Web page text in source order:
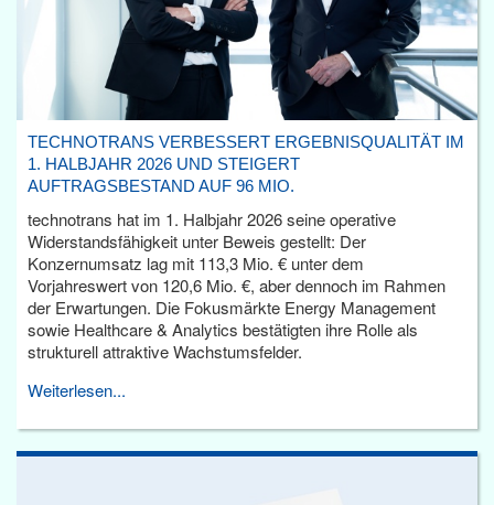
TECHNOTRANS VERBESSERT ERGEBNISQUALITÄT IM
1. HALBJAHR 2026 UND STEIGERT
AUFTRAGSBESTAND AUF 96 MIO.
technotrans hat im 1. Halbjahr 2026 seine operative
Widerstandsfähigkeit unter Beweis gestellt: Der
Konzernumsatz lag mit 113,3 Mio. € unter dem
Vorjahreswert von 120,6 Mio. €, aber dennoch im Rahmen
der Erwartungen. Die Fokusmärkte Energy Management
sowie Healthcare & Analytics bestätigten ihre Rolle als
strukturell attraktive Wachstumsfelder.
Weiterlesen...